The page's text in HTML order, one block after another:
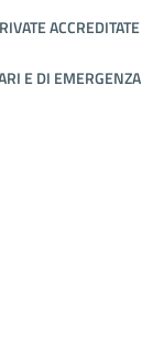
ACCREDITATE
E DI EMERGENZA